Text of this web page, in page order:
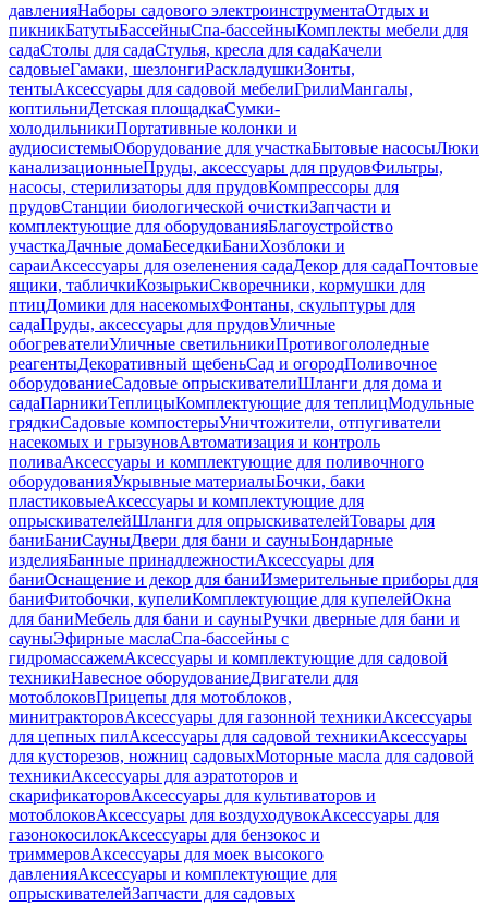
давленияНаборы садового электроинструментаОтдых и
пикникБатутыБассейныСпа-бассейныКомплекты мебели для
садаСтолы для садаСтулья, кресла для садаКачели
садовыеГамаки, шезлонгиРаскладушкиЗонты,
тентыАксессуары для садовой мебелиГрилиМангалы,
коптильниДетская площадкаСумки-
холодильникиПортативные колонки и
аудиосистемыОборудование для участкаБытовые насосыЛюки
канализационныеПруды, аксессуары для прудовФильтры,
насосы, стерилизаторы для прудовКомпрессоры для
прудовСтанции биологической очисткиЗапчасти и
комплектующие для оборудованияБлагоустройство
участкаДачные домаБеседкиБаниХозблоки и
сараиАксессуары для озеленения садаДекор для садаПочтовые
ящики, табличкиКозырькиСкворечники, кормушки для
птицДомики для насекомыхФонтаны, скульптуры для
садаПруды, аксессуары для прудовУличные
обогревателиУличные светильникиПротивогололедные
реагентыДекоративный щебеньСад и огородПоливочное
оборудованиеСадовые опрыскивателиШланги для дома и
садаПарникиТеплицыКомплектующие для теплицМодульные
грядкиСадовые компостерыУничтожители, отпугиватели
насекомых и грызуновАвтоматизация и контроль
поливаАксессуары и комплектующие для поливочного
оборудованияУкрывные материалыБочки, баки
пластиковыеАксессуары и комплектующие для
опрыскивателейШланги для опрыскивателейТовары для
баниБаниСауныДвери для бани и сауныБондарные
изделияБанные принадлежностиАксессуары для
баниОснащение и декор для баниИзмерительные приборы для
баниФитобочки, купелиКомплектующие для купелейОкна
для баниМебель для бани и сауныРучки дверные для бани и
сауныЭфирные маслаСпа-бассейны с
гидромассажемАксессуары и комплектующие для садовой
техникиНавесное оборудованиеДвигатели для
мотоблоковПрицепы для мотоблоков,
минитракторовАксессуары для газонной техникиАксессуары
для цепных пилАксессуары для садовой техникиАксессуары
для кусторезов, ножниц садовыхМоторные масла для садовой
техникиАксессуары для аэратоторов и
скарификаторовАксессуары для культиваторов и
мотоблоковАксессуары для воздуходувокАксессуары для
газонокосилокАксессуары для бензокос и
триммеровАксессуары для моек высокого
давленияАксессуары и комплектующие для
опрыскивателейЗапчасти для садовых